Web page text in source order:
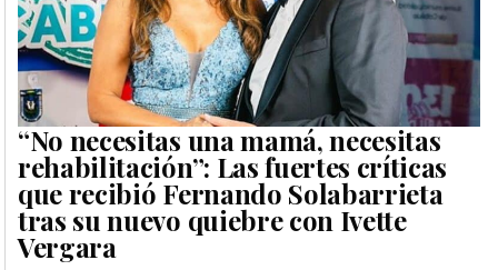
“No necesitas una mamá, necesitas
rehabilitación”: Las fuertes críticas
que recibió Fernando Solabarrieta
tras su nuevo quiebre con Ivette
Vergara